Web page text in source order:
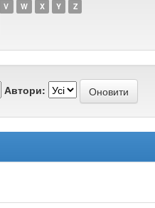
V W X Y Z
Автори: